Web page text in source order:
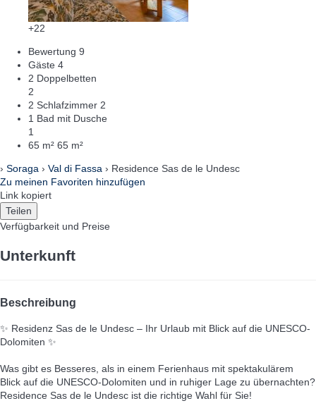
+22
Bewertung 9
Gäste 4
2 Doppelbetten
2
2 Schlafzimmer 2
1 Bad mit Dusche
1
65 m² 65 m²
› Soraga › Val di Fassa › Residence Sas de le Undesc
Zu meinen Favoriten hinzufügen
Link kopiert
Teilen
Verfügbarkeit und Preise
Unterkunft
Beschreibung
✨ Residenz Sas de le Undesc – Ihr Urlaub mit Blick auf die UNESCO-
Dolomiten ✨
Was gibt es Besseres, als in einem Ferienhaus mit spektakulärem
Blick auf die UNESCO-Dolomiten und in ruhiger Lage zu übernachten?
Residence Sas de le Undesc ist die richtige Wahl für Sie!